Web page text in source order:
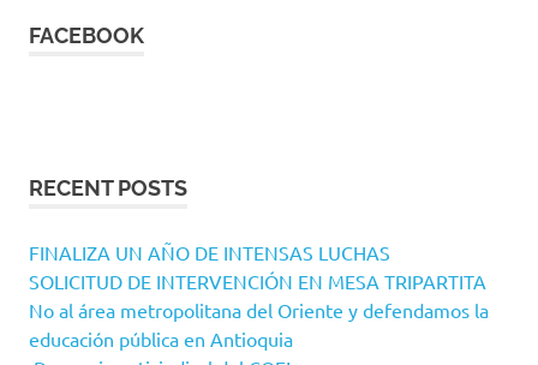
FACEBOOK
RECENT POSTS
FINALIZA UN AÑO DE INTENSAS LUCHAS
SOLICITUD DE INTERVENCIÓN EN MESA TRIPARTITA
No al área metropolitana del Oriente y defendamos la
educación pública en Antioquia